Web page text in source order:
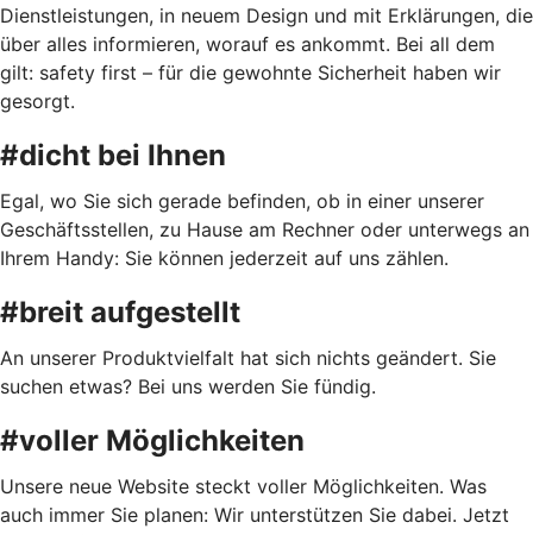
Dienstleistungen, in neuem Design und mit Erklärungen, die
über alles informieren, worauf es ankommt. Bei all dem
gilt: safety first – für die gewohnte Sicherheit haben wir
gesorgt.
#dicht bei Ihnen
Egal, wo Sie sich gerade befinden, ob in einer unserer
Geschäftsstellen, zu Hause am Rechner oder unterwegs an
Ihrem Handy: Sie können jederzeit auf uns zählen.
#breit aufgestellt
An unserer Produktvielfalt hat sich nichts geändert. Sie
suchen etwas? Bei uns werden Sie fündig.
#voller Möglichkeiten
Unsere neue Website steckt voller Möglichkeiten. Was
auch immer Sie planen: Wir unterstützen Sie dabei. Jetzt